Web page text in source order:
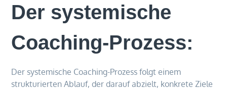
Der systemische
Coaching-Prozess:
Der systemische Coaching-Prozess folgt einem
strukturierten Ablauf, der darauf abzielt, konkrete Ziele